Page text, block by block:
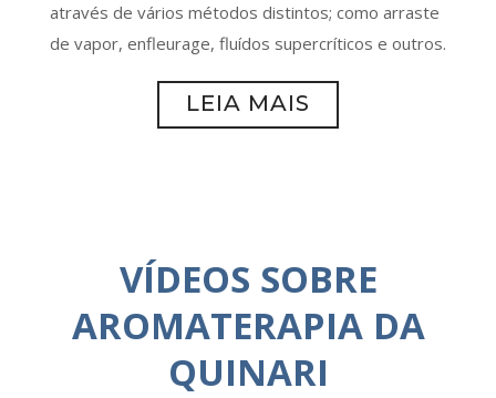
através de vários métodos distintos; como arraste
de vapor, enfleurage, fluídos supercríticos e outros.
LEIA MAIS
VÍDEOS SOBRE
AROMATERAPIA DA
QUINARI